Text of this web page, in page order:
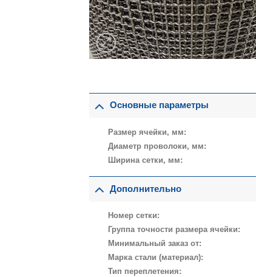
Основные параметры
Размер ячейки, мм:
Диаметр проволоки, мм:
Ширина сетки, мм:
Дополнительно
Номер сетки:
Группа точности размера ячейки:
Минимальный заказ от:
Марка стали (материал):
Тип переплетения: